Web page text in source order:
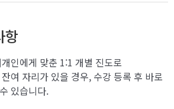
항
인에게 맞춘 1:1 개별 진도로
여 자리가 있을 경우, 수강 등록 후 바로
있습니다.